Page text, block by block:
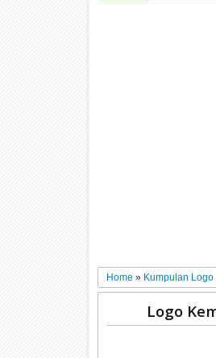
Home » Kumpulan Logo
Logo